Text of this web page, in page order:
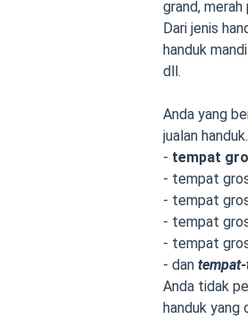
grand, merah
Dari jenis
handuk
dll.
Anda yang
jualan
- tempat
- tempat
- tempat
- tempat
- tempat
- dan
Anda tidak
handuk yang